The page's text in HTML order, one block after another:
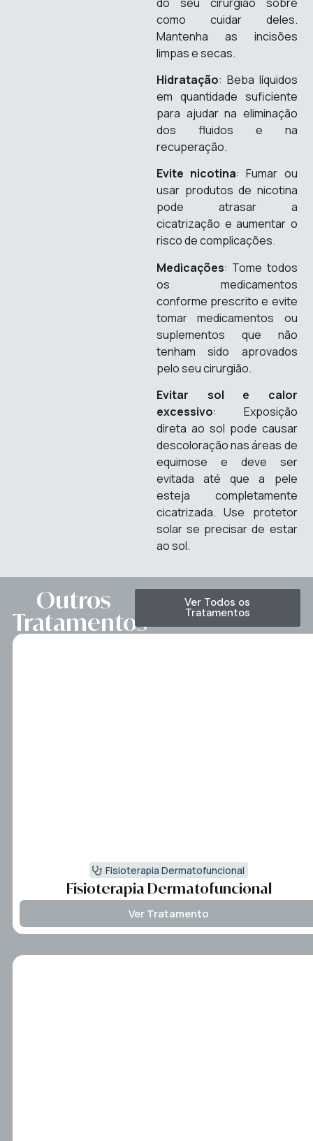
como cuidar deles.
Mantenha as incisões
limpas e secas.
Hidratação: Beba líquidos
em quantidade suficiente
para ajudar na eliminação
dos fluidos e na
recuperação.
Evite nicotina: Fumar ou
usar produtos de nicotina
pode atrasar a
cicatrização e aumentar o
risco de complicações.
Medicações: Tome todos
os medicamentos
conforme prescrito e evite
tomar medicamentos ou
suplementos que não
tenham sido aprovados
pelo seu cirurgião.
Evitar sol e calor
excessivo: Exposição
direta ao sol pode causar
descoloração nas áreas de
equimose e deve ser
evitada até que a pele
esteja completamente
cicatrizada. Use protetor
solar se precisar de estar
ao sol.
Outros
Tratamentos
Ver Todos os
Tratamentos
Fisioterapia Dermatofuncional
Fisioterapia Dermatofuncional
Ver Tratamento